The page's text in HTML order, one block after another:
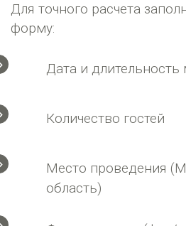
Для точного расчета
форму:
Дата и длительность
Количество гостей
Место проведения
область)